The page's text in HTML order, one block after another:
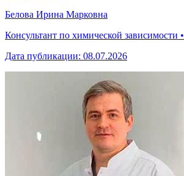
Белова Ирина Марковна
Консультант по химической зависимости
Дата публикации: 08.07.2026